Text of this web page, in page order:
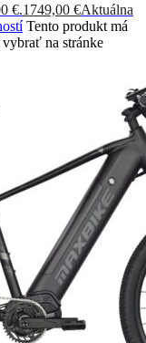
€.1749,00 €Aktuálna
Tento produkt má
na stránke